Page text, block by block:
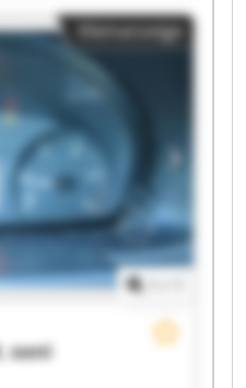
machines e.K. soni
e.K. soni machines
machines e.K. soni
Kleinanzeige
soni